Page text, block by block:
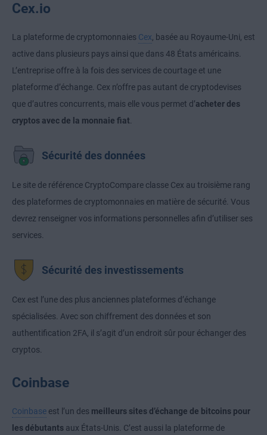
Cex.io
La plateforme de cryptomonnaies Cex, basée au Royaume-Uni, est
active dans plusieurs pays ainsi que dans 48 États américains.
L’entreprise offre à la fois des services de courtage et une
plateforme d’échange. Cex n’offre pas autant de cryptodevises
que d’autres concurrents, mais elle vous permet d’acheter des
cryptos avec de la monnaie fiat.
Sécurité des données
Le site de référence CryptoCompare classe Cex au troisième rang
des plateformes de cryptomonnaies en matière de sécurité. Vous
devrez renseigner vos informations personnelles afin d’utiliser ses
services.
Sécurité des investissements
Cex est l’une des plus anciennes plateformes d’échange
spécialisées. Avec son chiffrement des données et son
authentification 2FA, il s’agit d’un endroit sûr pour échanger des
cryptos.
Coinbase
Coinbase est l’un des meilleurs sites d’échange de bitcoins pour
les débutants aux États-Unis. C’est aussi la plateforme de